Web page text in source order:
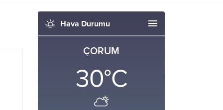
Hava Durumu
ÇORUM
30°C